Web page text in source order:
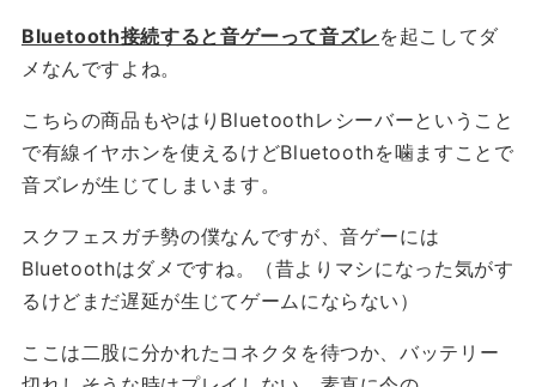
Bluetooth接続すると音ゲーって音ズレ を起こしてダ
メなんですよね。
こちらの商品もやはりBluetoothレシーバーということ
で有線イヤホンを使えるけどBluetoothを噛ますことで
音ズレが生じてしまいます。
スクフェスガチ勢の僕なんですが、音ゲーには
Bluetoothはダメですね。（昔よりマシになった気がす
るけどまだ遅延が生じてゲームにならない）
ここは二股に分かれたコネクタを待つか、バッテリー